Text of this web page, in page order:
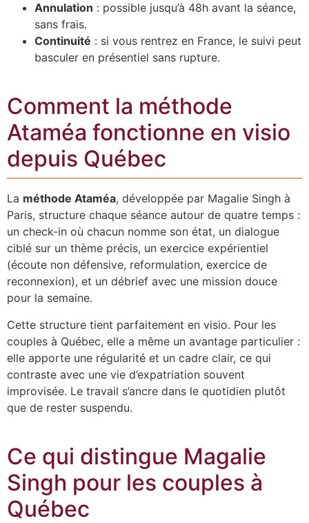
Annulation : possible jusqu’à 48h avant la séance,
sans frais.
Continuité : si vous rentrez en France, le suivi peut
basculer en présentiel sans rupture.
Comment la méthode
Ataméa fonctionne en visio
depuis Québec
La méthode Ataméa, développée par Magalie Singh à
Paris, structure chaque séance autour de quatre temps :
un check-in où chacun nomme son état, un dialogue
ciblé sur un thème précis, un exercice expérientiel
(écoute non défensive, reformulation, exercice de
reconnexion), et un débrief avec une mission douce
pour la semaine.
Cette structure tient parfaitement en visio. Pour les
couples à Québec, elle a même un avantage particulier :
elle apporte une régularité et un cadre clair, ce qui
contraste avec une vie d’expatriation souvent
improvisée. Le travail s’ancre dans le quotidien plutôt
que de rester suspendu.
Ce qui distingue Magalie
Singh pour les couples à
Québec